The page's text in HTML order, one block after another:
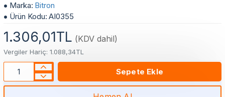
Marka: Bitron
Ürün Kodu: AI0355
1.306,01TL (KDV dahil)
Vergiler Hariç: 1.088,34TL
Sepete Ekle